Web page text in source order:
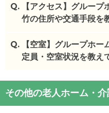
・まだしっかりしてい
いるわけではない...
施設の雰囲気
グループホーム ソラス
◎ケアスル 介護の3つ
グループホーム ソラス
料金は次のとおりです。
・月額費用が11.9万円
グループホーム ソラス
・要介護度：要支援2、
Q.
【アクセス】グルー
竹の住所や交通手段を
グループホーム ソラス
・住所：広島県大竹市
グループホーム ソラス
Q.
【空室】グループホ
定員・空室状況を教え
グループホーム ソラス
料金は次のとおりです。
・初期費用が0万円
その他の老人ホーム・